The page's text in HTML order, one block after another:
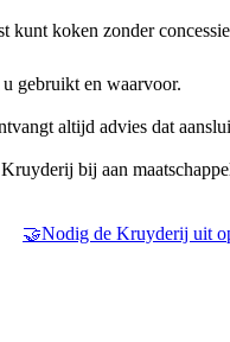
koken zonder
gebruikt en waarvoor.
altijd advies dat
bij aan
🤝Nodig de Kruyderij uit